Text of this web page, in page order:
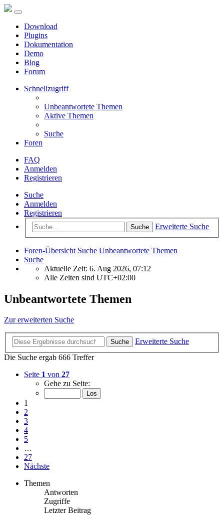
Download
Plugins
Dokumentation
Demo
Blog
Forum
Schnellzugriff
Unbeantwortete Themen
Aktive Themen
Suche
Foren
FAQ
Anmelden
Registrieren
Suche
Anmelden
Registrieren
Suche Erweiterte Suche
Foren-Übersicht Suche Unbeantwortete Themen
Suche
Aktuelle Zeit: 6. Aug 2026, 07:12
Alle Zeiten sind UTC+02:00
Unbeantwortete Themen
Zur erweiterten Suche
Suche
Erweiterte Suche
Die Suche ergab 666 Treffer
Seite 1 von 27
Gehe zu Seite:
1
2
3
4
5
…
27
Nächste
Themen
Antworten
Zugriffe
Letzter Beitrag